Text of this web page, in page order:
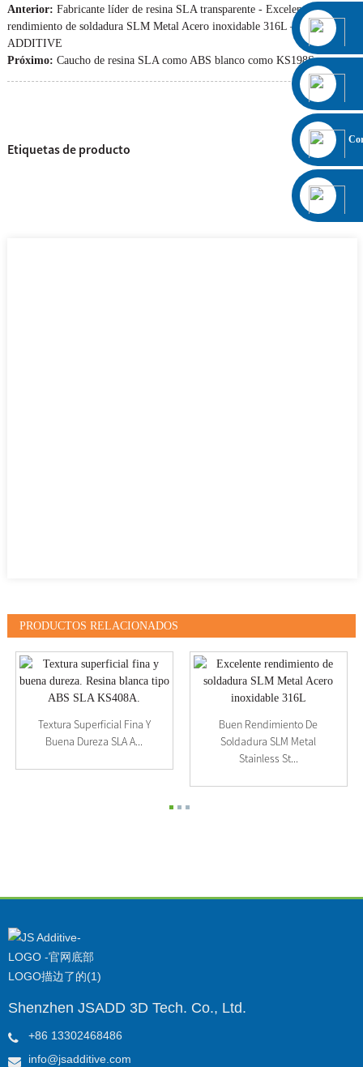
Anterior: Fabricante líder de resina SLA transparente - Excelente
rendimiento de soldadura SLM Metal Acero inoxidable 316L – JS
ADDITIVE
Próximo: Caucho de resina SLA como ABS blanco como KS198S
Etiquetas de producto
PRODUCTOS RELACIONADOS
Textura Superficial Fina Y
Buena Dureza SLA A...
Buen Rendimiento De
Soldadura SLM Metal
Stainless St...
Shenzhen JSADD 3D Tech. Co., Ltd.
+86 13302468486
info@jsadditive.com